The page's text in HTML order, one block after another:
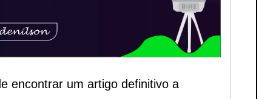
encontrar um artigo definitivo a